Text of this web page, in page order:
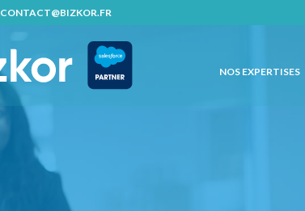
CONTACT@BIZKOR.FR
NOS EXPERTISES